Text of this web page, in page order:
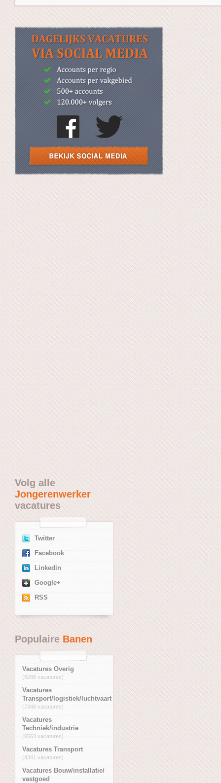
Volg alle
Jongerenwerker
vacatures
Twitter
Facebook
Linkedin
Google+
RSS
PopulaireBanen
Vacatures Overig
(9288 vacatures)
Vacatures
Transport/logistiek/luchtvaart
(7348 vacatures)
Vacatures
Techniek/industrie
(6563 vacatures)
Vacatures Transport
(4341 vacatures)
Vacatures Bouw/installatie/
vastgoed